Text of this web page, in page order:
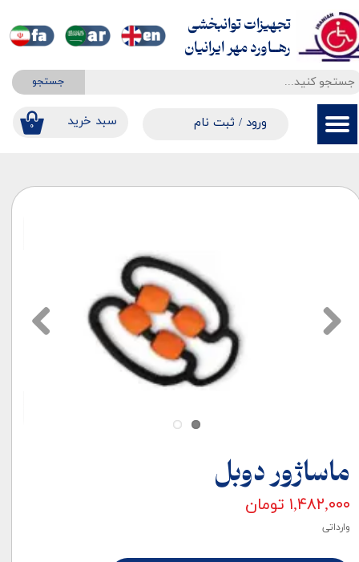
جستجو
۰ ​​سبد خرید ورود / ثبت نام
حساب کاربری من
سفارشات
خروج از حساب کاربری
تجهیزات توانبخشی
​​​​​​​رهــاورد مهر ایرانیان
ماساژور دوبل
۱,۴۸۲,۰۰۰ تومان
وارداتی